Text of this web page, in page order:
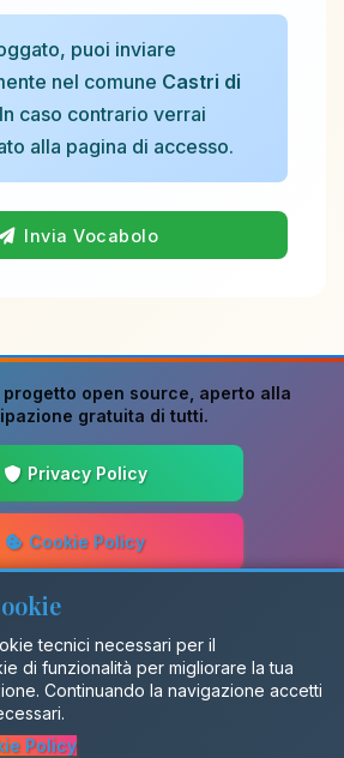
puoi inviare
nel comune Castri di
caso contrario verrai
alla pagina di accesso.
Invia Vocabolo
progetto open source , aperto alla
gratuita di tutti.
Privacy Policy
Cookie Policy
Guida alla Scrittura
Aggiornamenti
Gruppo Facebook
tecnici necessari per il
di funzionalità per migliorare la tua
Continuando la navigazione accetti
Policy